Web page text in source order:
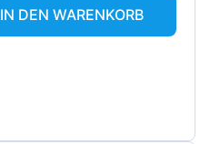
IN DEN WARENKORB